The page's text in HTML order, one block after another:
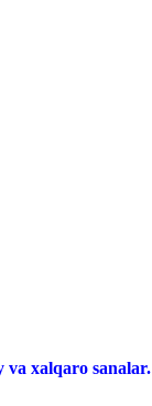
xalqaro sanalar.